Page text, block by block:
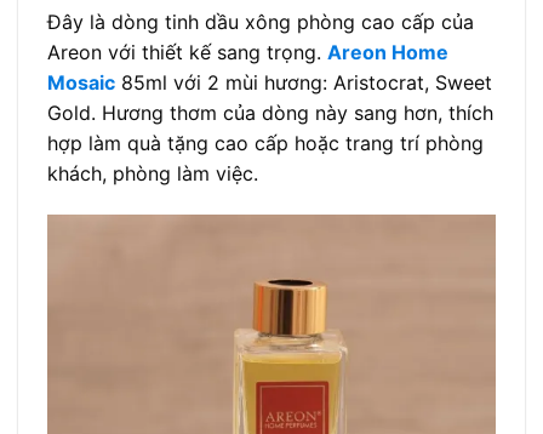
Đây là dòng tinh dầu xông phòng cao cấp của
Areon với thiết kế sang trọng. Areon Home
Mosaic 85ml với 2 mùi hương: Aristocrat, Sweet
Gold. Hương thơm của dòng này sang hơn, thích
hợp làm quà tặng cao cấp hoặc trang trí phòng
khách, phòng làm việc.